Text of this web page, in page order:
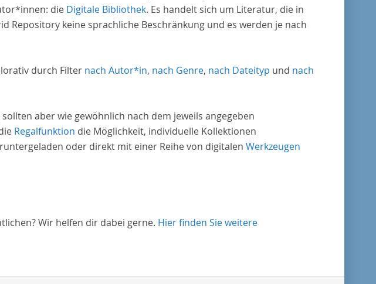
die Digitale Bibliothek. Es handelt sich um Literatur, die in
Repository keine sprachliche Beschränkung und es werden je nach
durch Filter nach Autor*in, nach Genre, nach Dateityp und nach
aber wie gewöhnlich nach dem jeweils angegeben
Regalfunktion die Möglichkeit, individuelle Kollektionen
oder direkt mit einer Reihe von digitalen Werkzeugen
Wir helfen dir dabei gerne. Hier finden Sie weitere